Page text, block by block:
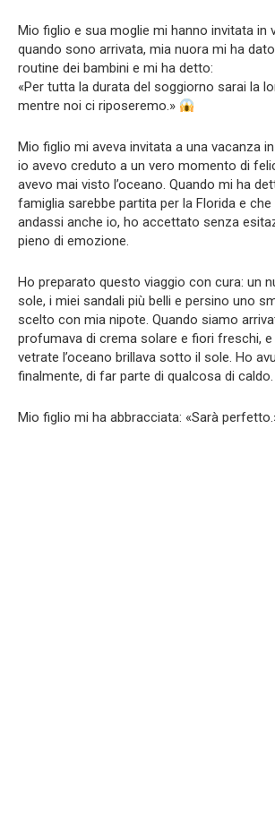
Mio figlio e sua moglie mi hanno invitata in
quando sono arrivata, mia nuora mi ha
routine dei bambini e mi ha detto:
«Per tutta la durata del soggiorno sarai la
mentre noi ci riposeremo.»
Mio figlio mi aveva invitata a una vacanza
io avevo creduto a un vero momento di
avevo mai visto l’oceano. Quando mi ha
famiglia sarebbe partita per la Florida e
andassi anche io, ho accettato senza
pieno di emozione.
Ho preparato questo viaggio con cura: un
sole, i miei sandali più belli e persino uno
scelto con mia nipote. Quando siamo
profumava di crema solare e fiori freschi, e
vetrate l’oceano brillava sotto il sole. Ho
finalmente, di far parte di qualcosa di caldo.
Mio figlio mi ha abbracciata: «Sarà